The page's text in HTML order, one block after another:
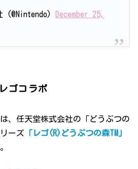
(@Nintendo)
December 25,
ゴコラボ
、任天堂株式会社の「どうぶつの
ーズ 「レゴ(R)どうぶつの森TM」